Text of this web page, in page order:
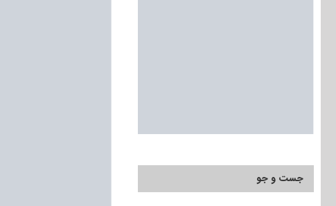
جست و جو